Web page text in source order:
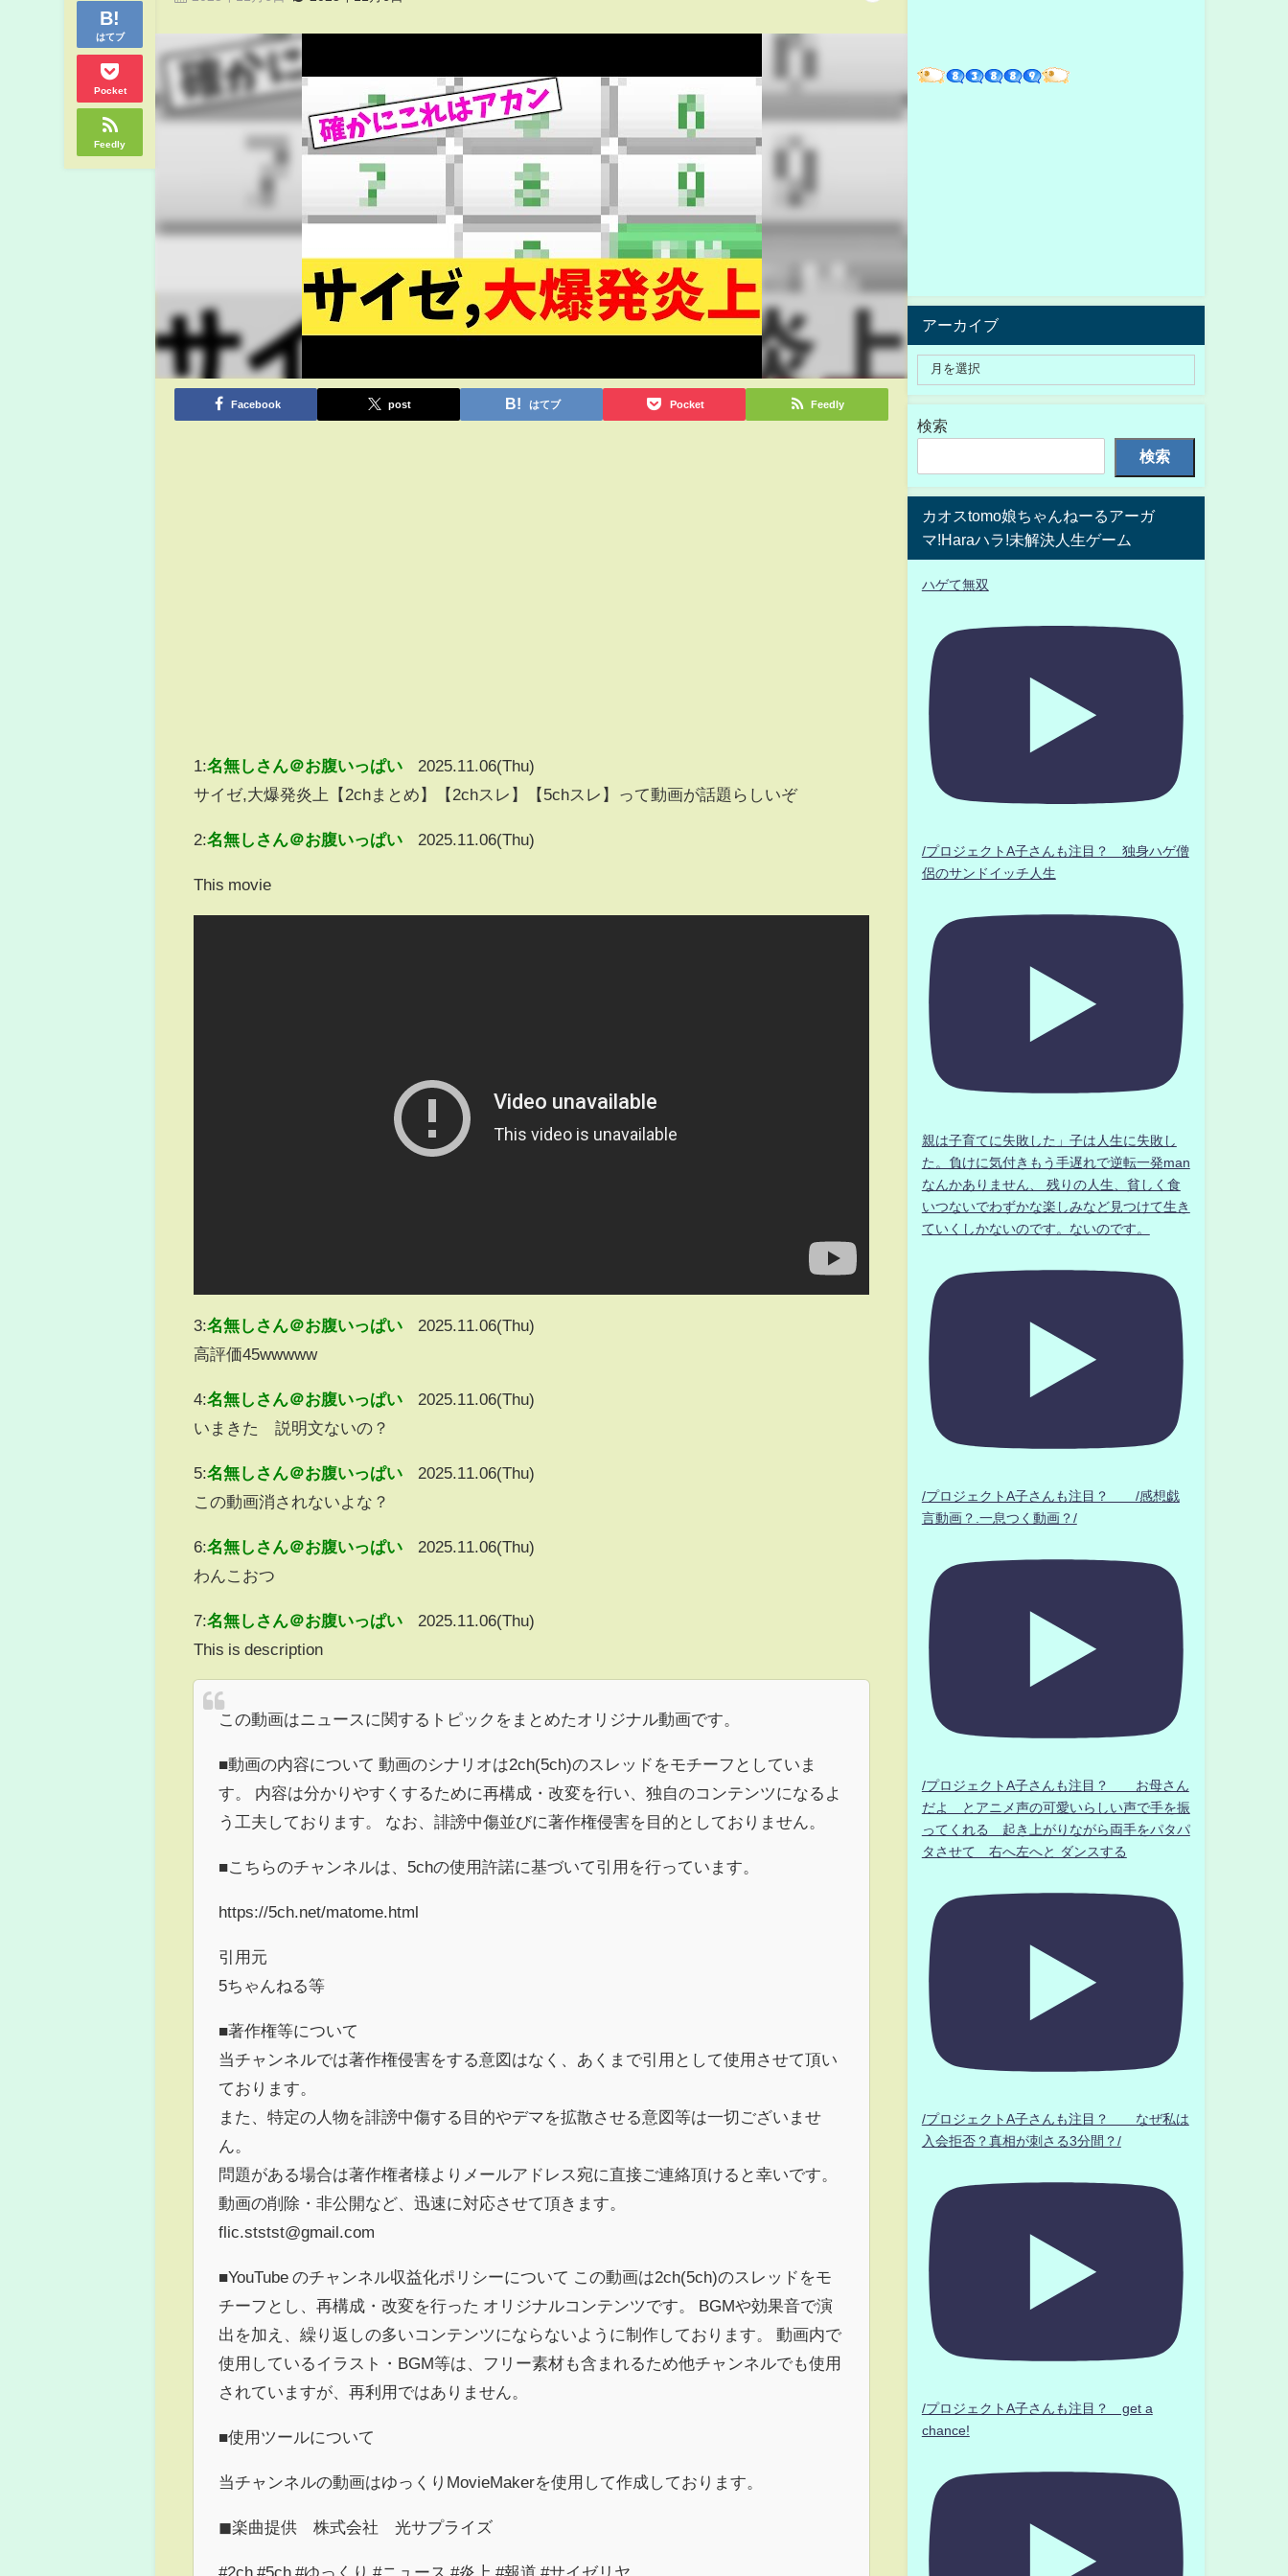
はてブ
Pocket
Feedly
Facebook post はてブ Pocket Feedly
1:名無しさん＠お腹いっぱい
2025.11.06(Thu)
サイゼ,大爆発炎上【2chまとめ】【2chスレ】【5chスレ】って動画が話題らしいぞ
2:名無しさん＠お腹いっぱい 2025.11.06(Thu)
This movie
3:名無しさん＠お腹いっぱい
2025.11.06(Thu)
高評価45wwwww
4:名無しさん＠お腹いっぱい
2025.11.06(Thu)
いまきた 説明文ないの？
5:名無しさん＠お腹いっぱい
2025.11.06(Thu)
この動画消されないよな？
6:名無しさん＠お腹いっぱい
2025.11.06(Thu)
わんこおつ
7:名無しさん＠お腹いっぱい
2025.11.06(Thu)
This is description
この動画はニュースに関するトピックをまとめたオリジナル動画です。
■動画の内容について 動画のシナリオは2ch(5ch)のスレッドをモチーフとしていま
す。 内容は分かりやすくするために再構成・改変を行い、独自のコンテンツになるよ
う工夫しております。 なお、誹謗中傷並びに著作権侵害を目的としておりません。
■こちらのチャンネルは、5chの使用許諾に基づいて引用を行っています。
https://5ch.net/matome.html
引用元
5ちゃんねる等
■著作権等について
当チャンネルでは著作権侵害をする意図はなく、あくまで引用として使用させて頂い
ております。
また、特定の人物を誹謗中傷する目的やデマを拡散させる意図等は一切ございませ
ん。
問題がある場合は著作権者様よりメールアドレス宛に直接ご連絡頂けると幸いです。
動画の削除・非公開など、迅速に対応させて頂きます。
flic.ststst@gmail.com
■YouTube のチャンネル収益化ポリシーについて この動画は2ch(5ch)のスレッドをモ
チーフとし、再構成・改変を行った オリジナルコンテンツです。 BGMや効果音で演
出を加え、繰り返しの多いコンテンツにならないように制作しております。 動画内で
使用しているイラスト・BGM等は、フリー素材も含まれるため他チャンネルでも使用
されていますが、再利用ではありません。
■使用ツールについて
当チャンネルの動画はゆっくりMovieMakerを使用して作成しております。
◼︎楽曲提供 株式会社 光サプライズ
#2ch #5ch #ゆっくり #ニュース #炎上 #報道 #サイゼリヤ
アーカイブ
検索
検索
カオスtomo娘ちゃんねーるアーガ
マ!Haraハラ!未解決人生ゲーム
ハゲて無双
/プロジェクトA子さんも注目？ 独身ハゲ僧
侶のサンドイッチ人生
親は子育てに失敗した」子は人生に失敗し
た。負けに気付きもう手遅れで逆転一発man
なんかありません、 残りの人生、貧しく食
いつないでわずかな楽しみなど見つけて生き
ていくしかないのです。ないのです。
/プロジェクトA子さんも注目？ /感想戯
言動画？.一息つく動画？/
/プロジェクトA子さんも注目？ お母さん
だよ とアニメ声の可愛いらしい声で手を振
ってくれる 起き上がりながら両手をパタパ
タさせて 右へ左へと ダンスする
/プロジェクトA子さんも注目？ なぜ私は
入会拒否？真相が刺さる3分間？/
/プロジェクトA子さんも注目？ get a
chance!